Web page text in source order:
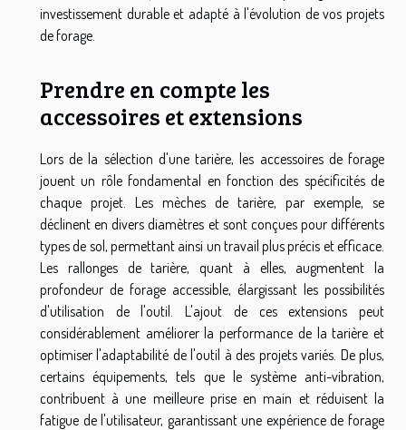
investissement durable et adapté à l'évolution de vos projets
de forage.
Prendre en compte les
accessoires et extensions
Lors de la sélection d'une tarière, les accessoires de forage
jouent un rôle fondamental en fonction des spécificités de
chaque projet. Les mèches de tarière, par exemple, se
déclinent en divers diamètres et sont conçues pour différents
types de sol, permettant ainsi un travail plus précis et efficace.
Les rallonges de tarière, quant à elles, augmentent la
profondeur de forage accessible, élargissant les possibilités
d'utilisation de l'outil. L'ajout de ces extensions peut
considérablement améliorer la performance de la tarière et
optimiser l'adaptabilité de l'outil à des projets variés. De plus,
certains équipements, tels que le système anti-vibration,
contribuent à une meilleure prise en main et réduisent la
fatigue de l'utilisateur, garantissant une expérience de forage